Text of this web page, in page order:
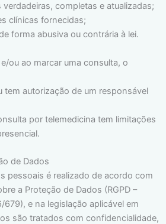
completas e atualizadas;
clínicas fornecidas;
forma abusiva ou contrária à lei.
ou ao marcar uma consulta, o
tem autorização de um responsável
por telemedicina tem limitações
de Dados
pessoais é realizado de acordo com
a Proteção de Dados (RGPD –
679), e na legislação aplicável em
são tratados com confidencialidade,